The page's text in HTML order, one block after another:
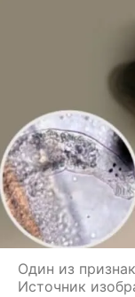
Один из
Источник